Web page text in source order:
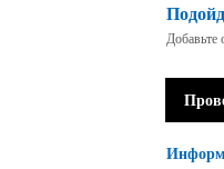
Добавьте